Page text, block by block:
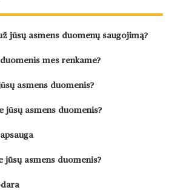
jūsų asmens duomenų saugojimą?
mes renkame?
asmens duomenis?
jūsų asmens duomenis?
jūsų asmens duomenis?